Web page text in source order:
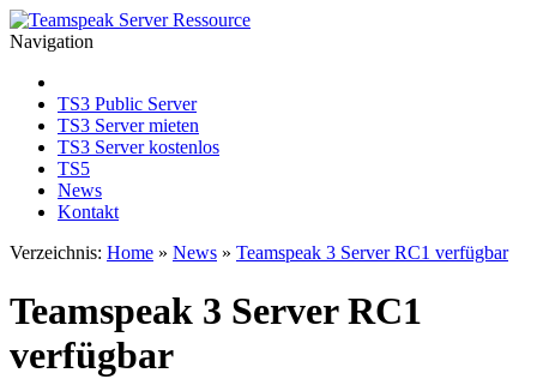
Navigation
TS3 Public Server
TS3 Server mieten
TS3 Server kostenlos
TS5
News
Kontakt
Verzeichnis: Home » News » Teamspeak 3 Server RC1 verfügbar
Teamspeak 3 Server RC1
verfügbar